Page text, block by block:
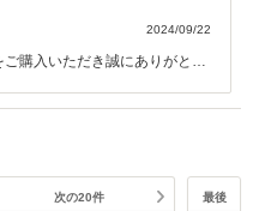
2024/09/22
購入いただき誠にありがとう
お付けいただいて雨の日も快
かったです。 富山のお寿司に
非富山のご飯を楽しんでいた
待ちしております。 出会いに
次の20件 最後